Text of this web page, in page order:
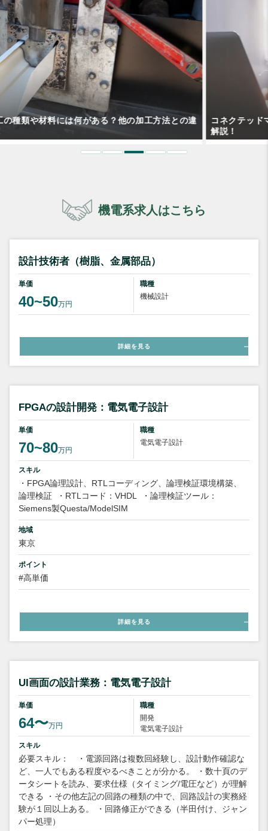
コネクテッドマシンとは？市場の推移や代表的な用途などを
機電系求人はこちら
設計技術者（樹脂、金属部品）
単価
40~50万円
職種
機械設計
詳細を見る
FPGAの設計開発：電気電子設計
単価
70~80万円
職種
電気電子設計
スキル
・FPGA論理設計、RTLコーディング、論理検証環境構築、
論理検証
・RTLコード：VHDL
・論理検証ツール：
Siemens製Questa/ModelSIM
地域
東京
ポイント
#高単価
詳細を見る
UI画面の設計業務：電気電子設計
単価
64〜万円
職種
開発
電気電子設計
スキル
必要スキル： ・電源回路は複数回経験し、設計動作確認な
ど、一人でもある程度やるべきことが分かる。 ・数十頁のデ
ータシートを読み、要求仕様（タイミング/電圧など）が理解
できる ・その他左記の回路の種類の中で、回路設計の実務経
験が１回以上ある。 ・回路修正ができる（半田付け、ジャン
パー処理）